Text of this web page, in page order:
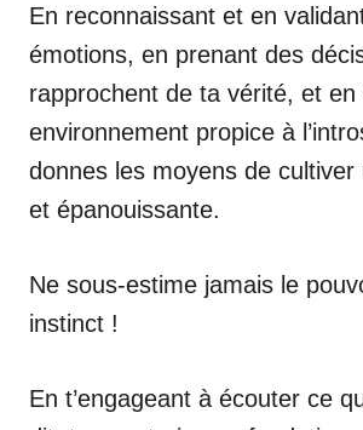
En reconnaissant et en
émotions, en prenant des
rapprochent de ta vérité, et en
environnement propice à
donnes les moyens de cultiver
et épanouissante.
Ne sous-estime jamais le
instinct !
En t’engageant à écouter ce